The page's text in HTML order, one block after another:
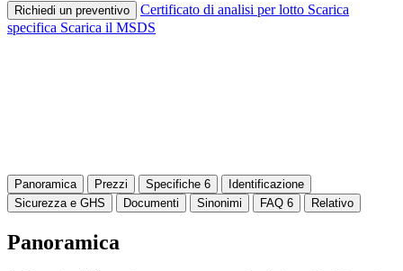
Richiedi un preventivo Certificato di analisi per lotto Scarica
specifica Scarica il MSDS
Panoramica Prezzi Specifiche 6
Identificazione
Sicurezza e GHS
Documenti Sinonimi FAQ 6 Relativo
Panoramica